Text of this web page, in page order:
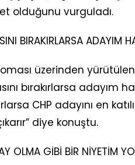
olduğunu vurguladı.
BIRAKIRLARSA ADAYIM
üzerinden
bırakırlarsa adayım
CHP adayını en
diye konuştu.
OLMA GİBİ BİR NİYETİM